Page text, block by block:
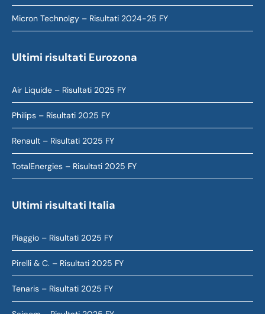
Micron Technolgy – Risultati 2024-25 FY
Ultimi risultati Eurozona
Air Liquide – Risultati 2025 FY
Philips – Risultati 2025 FY
Renault – Risultati 2025 FY
TotalEnergies – Risultati 2025 FY
Ultimi risultati Italia
Piaggio – Risultati 2025 FY
Pirelli & C. – Risultati 2025 FY
Tenaris – Risultati 2025 FY